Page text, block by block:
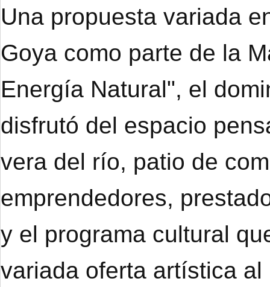
Una propuesta variada
Goya como parte de la
Energía Natural", el
disfrutó del espacio
vera del río, patio de
emprendedores,
y el programa cultural
variada oferta artística